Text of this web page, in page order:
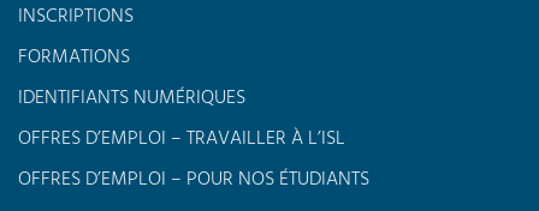
INSCRIPTIONS
FORMATIONS
IDENTIFIANTS NUMÉRIQUES
OFFRES D’EMPLOI – TRAVAILLER À L’ISL
OFFRES D’EMPLOI – POUR NOS ÉTUDIANTS